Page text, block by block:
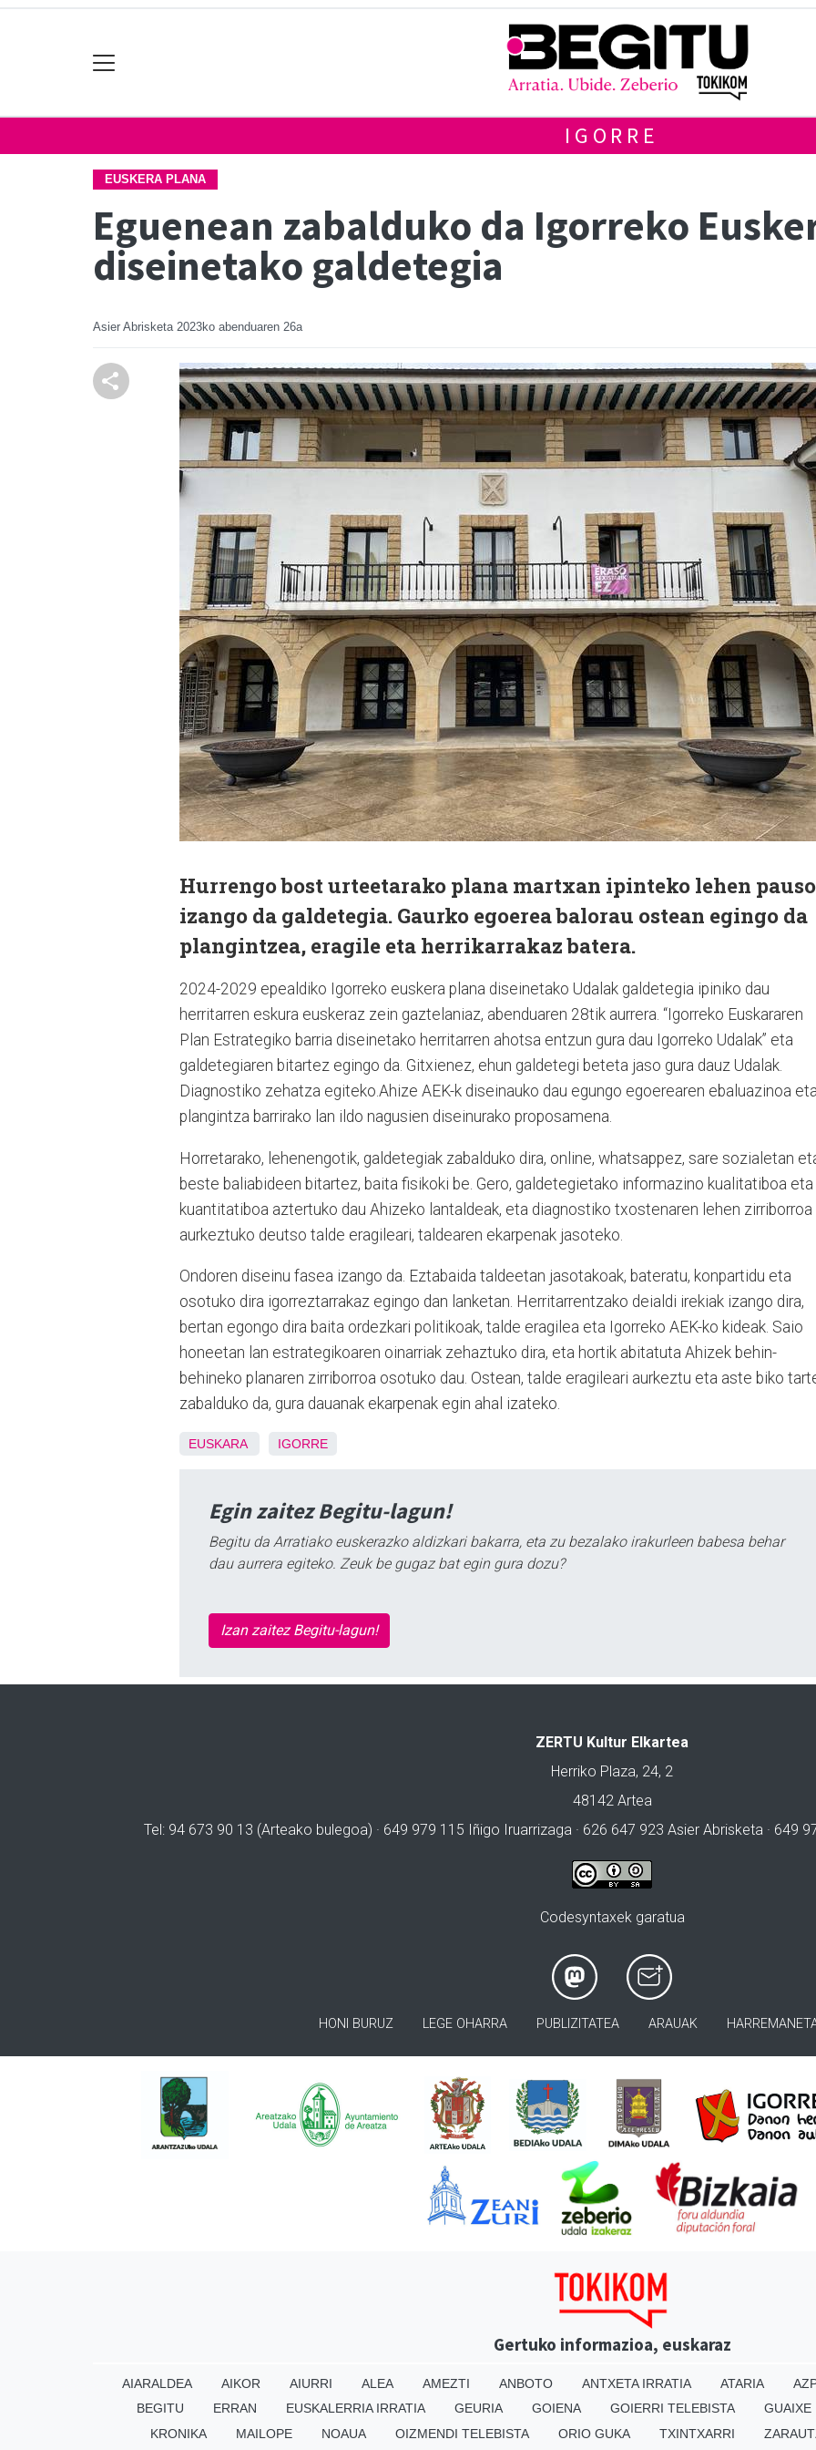
IGORRE
EUSKERA PLANA
Eguenean zabalduko da Igorreko
diseinetako galdetegia
Asier Abrisketa 2023ko abenduaren 26a
Hurrengo bost urteetarako plana martxan ipinteko lehen
izango da galdetegia. Gaurko egoerea balorau ostean egingo da
plangintzea, eragile eta herrikarrakaz batera.
2024-2029 epealdiko Igorreko euskera plana diseinetako Udalak galdetegia ipiniko dau
herritarren eskura euskeraz zein gaztelaniaz, abenduaren 28tik aurrera. “Igorreko Euskararen
Plan Estrategiko barria diseinetako herritarren ahotsa entzun gura dau Igorreko Udalak” eta
galdetegiaren bitartez egingo da. Gitxienez, ehun galdetegi beteta jaso gura dauz Udalak.
Diagnostiko zehatza egiteko.Ahize AEK-k diseinauko dau egungo egoerearen ebaluazinoa
plangintza barrirako lan ildo nagusien diseinurako proposamena.
Horretarako, lehenengotik, galdetegiak zabalduko dira, online, whatsappez, sare sozialetan
beste baliabideen bitartez, baita fisikoki be. Gero, galdetegietako informazino kualitatiboa eta
kuantitatiboa aztertuko dau Ahizeko lantaldeak, eta diagnostiko txostenaren lehen zirriborroa
aurkeztuko deutso talde eragileari, taldearen ekarpenak jasoteko.
Ondoren diseinu fasea izango da. Eztabaida taldeetan jasotakoak, bateratu, konpartidu eta
osotuko dira igorreztarrakaz egingo dan lanketan. Herritarrentzako deialdi irekiak izango dira,
bertan egongo dira baita ordezkari politikoak, talde eragilea eta Igorreko AEK-ko kideak. Saio
honeetan lan estrategikoaren oinarriak zehaztuko dira, eta hortik abitatuta Ahizek behin-
behineko planaren zirriborroa osotuko dau. Ostean, talde eragileari aurkeztu eta aste biko
zabalduko da, gura dauanak ekarpenak egin ahal izateko.
EUSKARA IGORRE
Egin zaitez Begitu-lagun!
Begitu da Arratiako euskerazko aldizkari bakarra, eta zu bezalako irakurleen babesa behar
dau aurrera egiteko. Zeuk be gugaz bat egin gura dozu?
Izan zaitez Begitu-lagun!
ZERTU Kultur Elkartea
Herriko Plaza, 24, 2
48142 Artea
Tel: 94 673 90 13 (Arteako bulegoa) · 649 979 115 Iñigo Iruarrizaga · 626 647 923 Asier Abrisketa · 649
Codesyntaxek garatua
HONI BURUZ LEGE OHARRA PUBLIZITATEA ARAUAK
Gertuko informazioa, euskaraz
AIARALDEA AIKOR AIURRI ALEA AMEZTI ANBOTO ANTXETA IRRATIA ATARIA
BEGITU
ERRAN EUSKALERRIA IRRATIA GEURIA GOIENA GOIERRI TELEBISTA
GUAIXE
KRONIKA
MAILOPE NOAUA OIZMENDI TELEBISTA ORIO GUKA TXINTXARRI